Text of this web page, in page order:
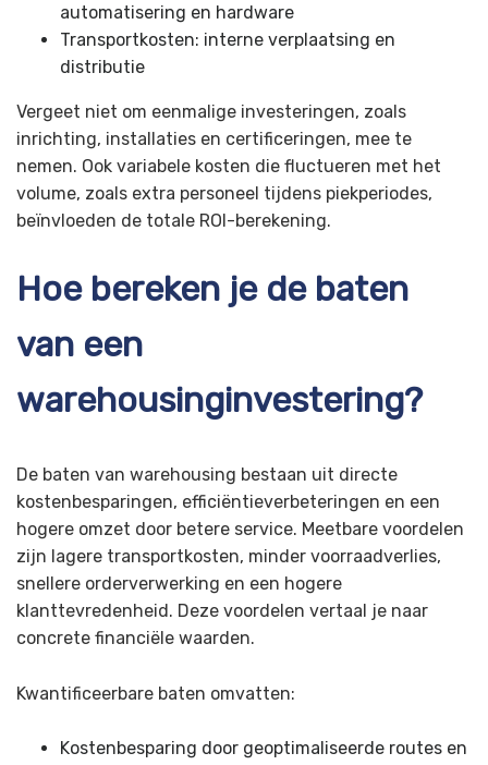
automatisering en hardware
Transportkosten: interne verplaatsing en
distributie
Vergeet niet om eenmalige investeringen, zoals
inrichting, installaties en certificeringen, mee te
nemen. Ook variabele kosten die fluctueren met het
volume, zoals extra personeel tijdens piekperiodes,
beïnvloeden de totale ROI-berekening.
Hoe bereken je de baten
van een
warehousinginvestering?
De baten van warehousing bestaan uit directe
kostenbesparingen, efficiëntieverbeteringen en een
hogere omzet door betere service. Meetbare voordelen
zijn lagere transportkosten, minder voorraadverlies,
snellere orderverwerking en een hogere
klanttevredenheid. Deze voordelen vertaal je naar
concrete financiële waarden.
Kwantificeerbare baten omvatten:
Kostenbesparing door geoptimaliseerde routes en